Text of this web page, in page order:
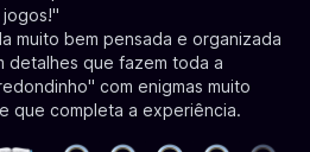
muito bem pensada e organizada
detalhes que fazem toda a
com enigmas muito
que completa a experiência.